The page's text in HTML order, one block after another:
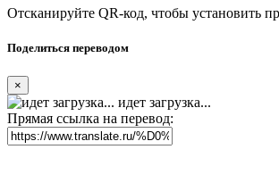
Отсканируйте QR-код, чтобы установить
Поделиться переводом
×
идет загрузка...
Прямая ссылка на перевод: